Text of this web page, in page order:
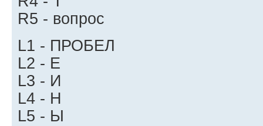
R5 - вопрос
L1 - ПРОБЕЛ
L2 - Е
L3 - И
L4 - Н
L5 - Ы